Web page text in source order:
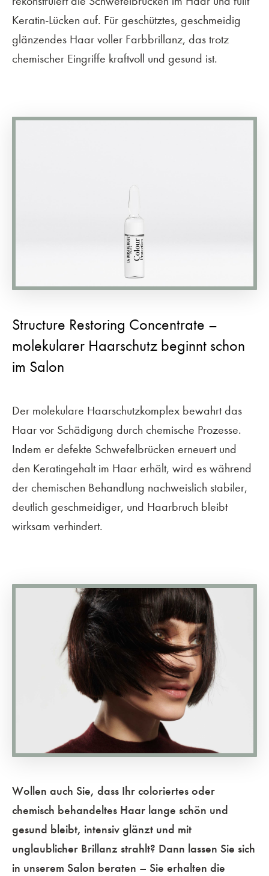
Keratin-Lücken auf. Für geschütztes, geschmeidig
glänzendes Haar voller Farbbrillanz, das trotz
chemischer Eingriffe kraftvoll und gesund ist.
Structure Restoring Concentrate –
molekularer Haarschutz beginnt schon
im Salon
Der molekulare Haarschutzkomplex bewahrt das
Haar vor Schädigung durch chemische Prozesse.
Indem er defekte Schwefelbrücken erneuert und
den Keratingehalt im Haar erhält, wird es während
der chemischen Behandlung nachweislich stabiler,
deutlich geschmeidiger, und Haarbruch bleibt
wirksam verhindert.
Wollen auch Sie, dass Ihr coloriertes oder
chemisch behandeltes Haar lange schön und
gesund bleibt, intensiv glänzt und mit
unglaublicher Brillanz strahlt? Dann lassen Sie sich
in unserem Salon beraten – Sie erhalten die